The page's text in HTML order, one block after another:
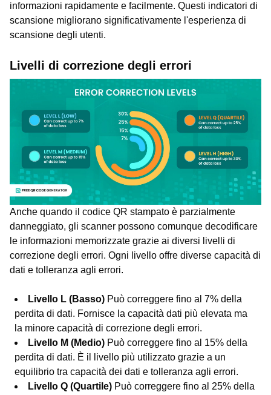
informazioni rapidamente e facilmente. Questi indicatori di
scansione migliorano significativamente l'esperienza di
scansione degli utenti.
Livelli di correzione degli errori
Anche quando il codice QR stampato è parzialmente
danneggiato, gli scanner possono comunque decodificare
le informazioni memorizzate grazie ai diversi livelli di
correzione degli errori. Ogni livello offre diverse capacità di
dati e tolleranza agli errori.
Livello L (Basso) Può correggere fino al 7% della
perdita di dati. Fornisce la capacità dati più elevata ma
la minore capacità di correzione degli errori.
Livello M (Medio) Può correggere fino al 15% della
perdita di dati. È il livello più utilizzato grazie a un
equilibrio tra capacità dei dati e tolleranza agli errori.
Livello Q (Quartile) Può correggere fino al 25% della